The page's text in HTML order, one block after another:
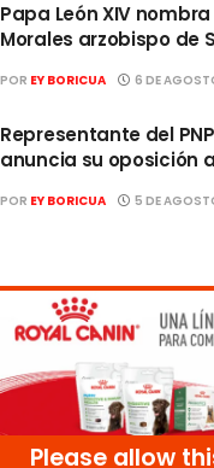
Papa León XIV
Morales arzobispo de
POR EY BORICUA 6 DE
Representante del
anuncia su oposición
POR EY BORICUA 5 DE